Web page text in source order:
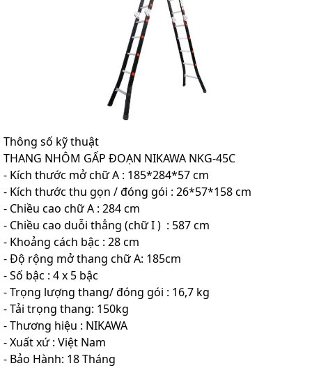
Thông số kỹ thuật
THANG NHÔM GẤP ĐOẠN NIKAWA NKG-45C
- Kích thước mở chữ A : 185*284*57 cm
- Kích thước thu gọn / đóng gói : 26*57*158 cm
- Chiều cao chữ A : 284 cm
- Chiều cao duỗi thẳng (chữ I ) : 587 cm
- Khoảng cách bậc : 28 cm
- Độ rộng mở thang chữ A: 185cm
- Số bậc : 4 x 5 bậc
- Trọng lượng thang/ đóng gói : 16,7 kg
- Tải trọng thang: 150kg
- Thương hiệu : NIKAWA
- Xuất xứ : Việt Nam
- Bảo Hành: 18 Tháng